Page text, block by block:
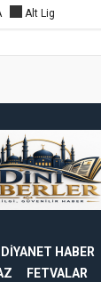
Alt Lig
DİYANET HABER
FETVALAR